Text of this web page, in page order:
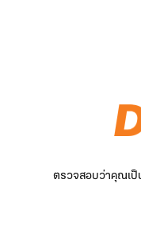
ตรวจสอบว่าคุณเป็